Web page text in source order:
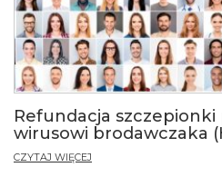
Refundacja
wirusowi brodawczaka
CZYTAJ WIĘCEJ